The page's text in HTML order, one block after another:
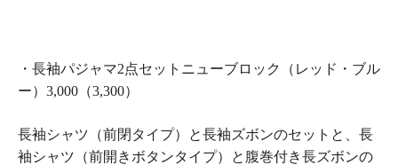
・長袖パジャマ2点セットニューブロック（レッド・ブル
ー）3,000（3,300）
長袖シャツ（前閉タイプ）と長袖ズボンのセットと、長
袖シャツ（前開きボタンタイプ）と腹巻付き長ズボンの